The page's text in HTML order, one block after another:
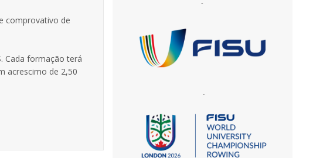
comprovativo de
Cada formação terá
acrescimo de 2,50
-
-